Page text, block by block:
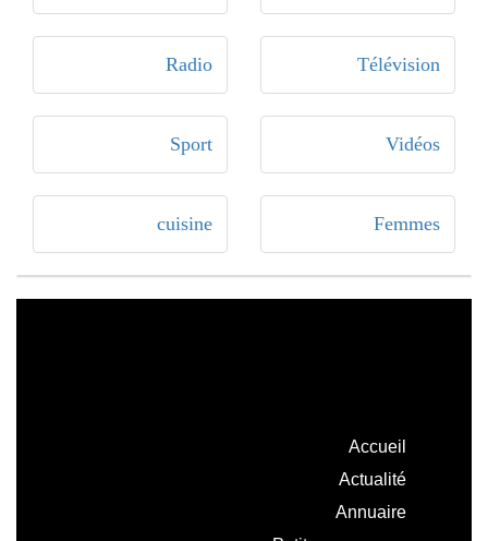
Télévision
Radio
Vidéos
Sport
Femmes
cuisine
Accueil
Actualité
Annuaire